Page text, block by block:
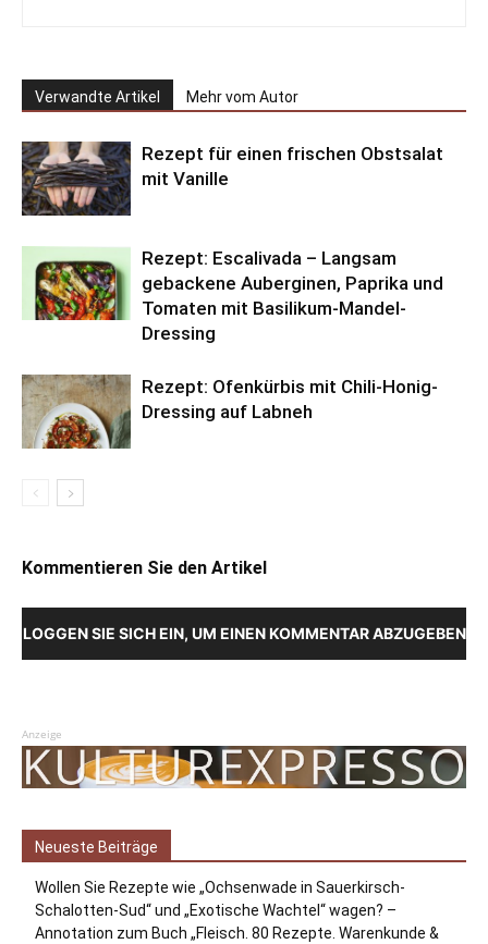
Verwandte Artikel Mehr vom Autor
Rezept für einen frischen Obstsalat
mit Vanille
Rezept: Escalivada – Langsam
gebackene Auberginen, Paprika und
Tomaten mit Basilikum-Mandel-
Dressing
Rezept: Ofenkürbis mit Chili-Honig-
Dressing auf Labneh
Kommentieren Sie den Artikel
LOGGEN SIE SICH EIN, UM EINEN KOMMENTAR ABZUGEBEN
Anzeige
Neueste Beiträge
Wollen Sie Rezepte wie „Ochsenwade in Sauerkirsch-
Schalotten-Sud“ und „Exotische Wachtel“ wagen? –
Annotation zum Buch „Fleisch. 80 Rezepte. Warenkunde &